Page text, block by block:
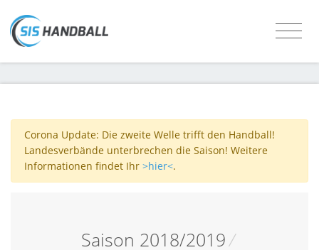
Corona Update: Die zweite Welle trifft den Handball!
Landesverbände unterbrechen die Saison! Weitere
Informationen findet Ihr >hier<.
Saison 2018/2019/